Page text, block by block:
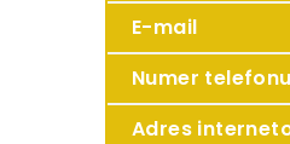
E-mail
Numer telefonu
Adres